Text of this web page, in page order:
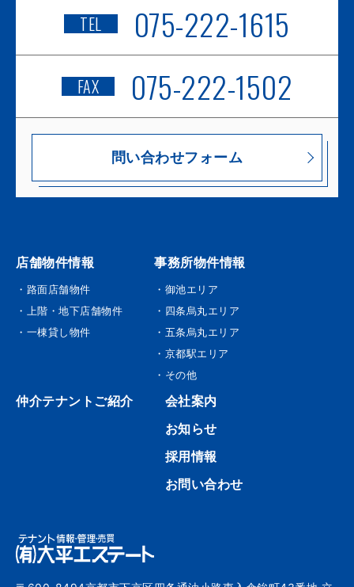
TEL 075-222-1615
FAX 075-222-1502
問い合わせフォーム
店舗物件情報
・路面店舗物件
・上階・地下店舗物件
・一棟貸し物件
事務所物件情報
・御池エリア
・四条烏丸エリア
・五条烏丸エリア
・京都駅エリア
・その他
仲介テナントご紹介
会社案内
お知らせ
採用情報
お問い合わせ